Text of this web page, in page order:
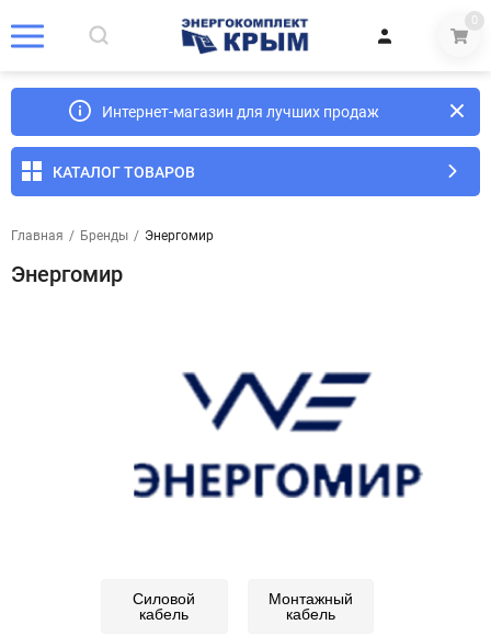
0
Интернет-магазин для лучших продаж
КАТАЛОГ ТОВАРОВ
Главная / Бренды / Энергомир
Энергомир
Силовой
кабель
Монтажный
кабель